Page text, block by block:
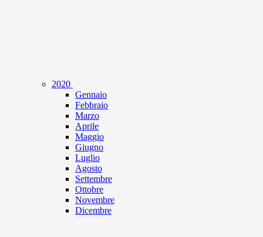
2020
Gennaio
Febbraio
Marzo
Aprile
Maggio
Giugno
Luglio
Agosto
Settembre
Ottobre
Novembre
Dicembre